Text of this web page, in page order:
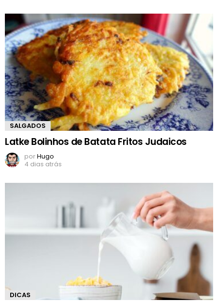
SALGADOS
Latke Bolinhos de Batata Fritos Judaicos
porHugo
4 dias atrás
DICAS